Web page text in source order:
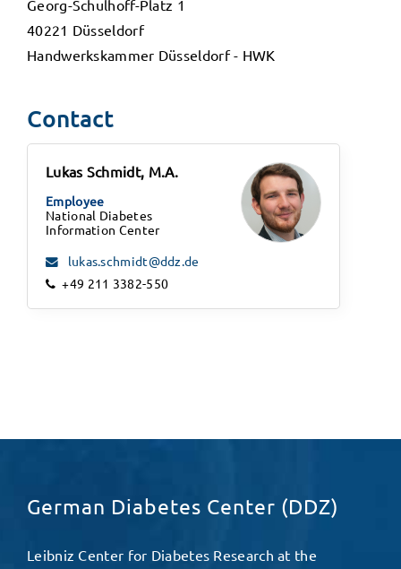
Georg-Schulhoff-Platz 1
40221 Düsseldorf
Handwerkskammer Düsseldorf - HWK
Contact
Lukas Schmidt, M.A.
Employee
National Diabetes
Information Center
lukas.schmidt@ddz.de
+49 211 3382-550
German Diabetes Center (DDZ)
Leibniz Center for Diabetes Research at the